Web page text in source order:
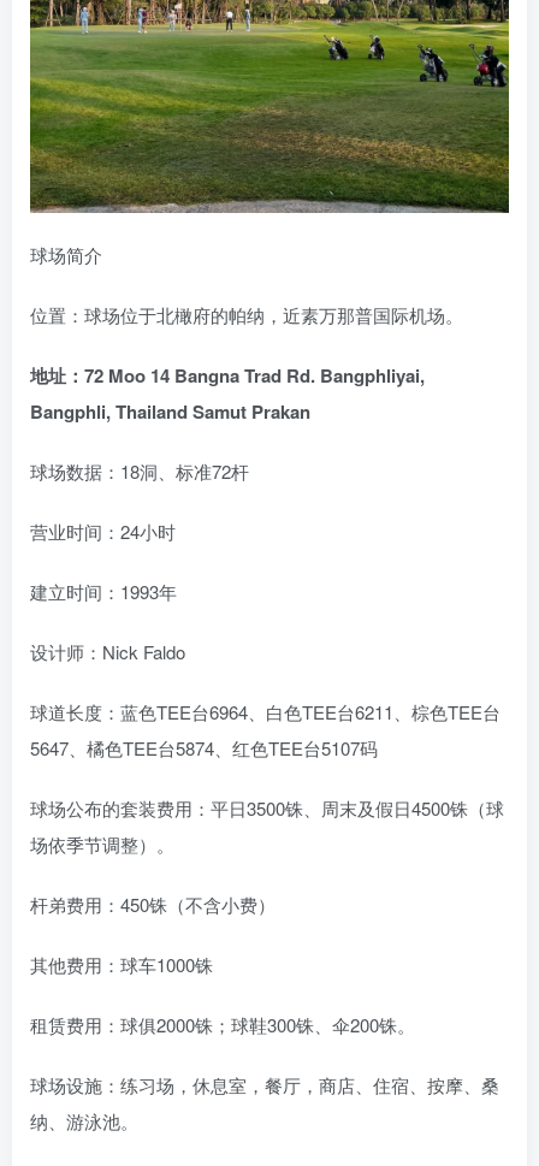
球场简介
位置：球场位于北橄府的帕纳，近素万那普国际机场。
地址：72 Moo 14 Bangna Trad Rd. Bangphliyai,
Bangphli, Thailand Samut Prakan
球场数据：18洞、标准72杆
营业时间：24小时
建立时间：1993年
设计师：Nick Faldo
球道长度：蓝色TEE台6964、白色TEE台6211、棕色TEE台
5647、橘色TEE台5874、红色TEE台5107码
球场公布的套装费用：平日3500铢、周末及假日4500铢（球
场依季节调整）。
杆弟费用：450铢（不含小费）
其他费用：球车1000铢
租赁费用：球俱2000铢；球鞋300铢、伞200铢。
球场设施：练习场，休息室，餐厅，商店、住宿、按摩、桑
纳、游泳池。